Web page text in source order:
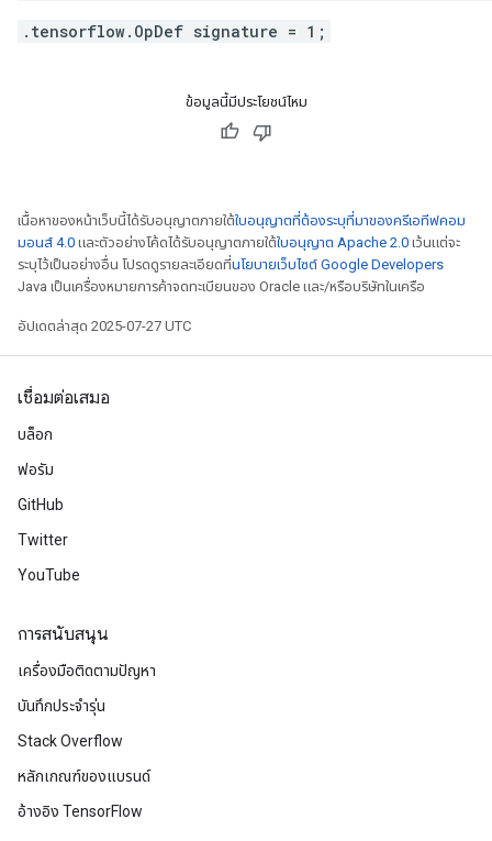
.tensorflow.OpDef signature = 1;
ข้อมูลนี้มีประโยชน์ไหม
เนื้อหาของหน้าเว็บนี้ได้รับอนุญาตภายใต้ใบอนุญาตที่ต้องระบุที่มาของครีเอทีฟคอม
มอนส์ 4.0 และตัวอย่างโค้ดได้รับอนุญาตภายใต้ใบอนุญาต Apache 2.0 เว้นแต่จะ
ระบุไว้เป็นอย่างอื่น โปรดดูรายละเอียดที่นโยบายเว็บไซต์ Google Developers
Java เป็นเครื่องหมายการค้าจดทะเบียนของ Oracle และ/หรือบริษัทในเครือ
อัปเดตล่าสุด 2025-07-27 UTC
เชื่อมต่อเสมอ
บล็อก
ฟอรัม
GitHub
Twitter
YouTube
การสนับสนุน
เครื่องมือติดตามปัญหา
บันทึกประจำรุ่น
Stack Overflow
หลักเกณฑ์ของแบรนด์
อ้างอิง TensorFlow